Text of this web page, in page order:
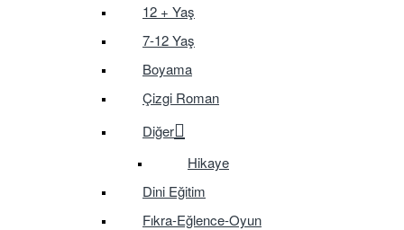
12 + Yaş
7-12 Yaş
Boyama
Çizgi Roman
Diğer
Hikaye
Dini Eğitim
Fıkra-Eğlence-Oyun